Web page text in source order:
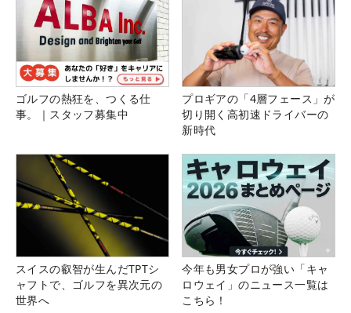
ゴルフの熱狂を、つくる仕
事。｜スタッフ募集中
プロギアの「4層フェース」が
切り開く高初速ドライバーの
新時代
スイスの叡智が生んだTPTシ
ャフトで、ゴルフを異次元の
世界へ
今年も男女プロが強い「キャ
ロウェイ」のニュース一覧は
こちら！